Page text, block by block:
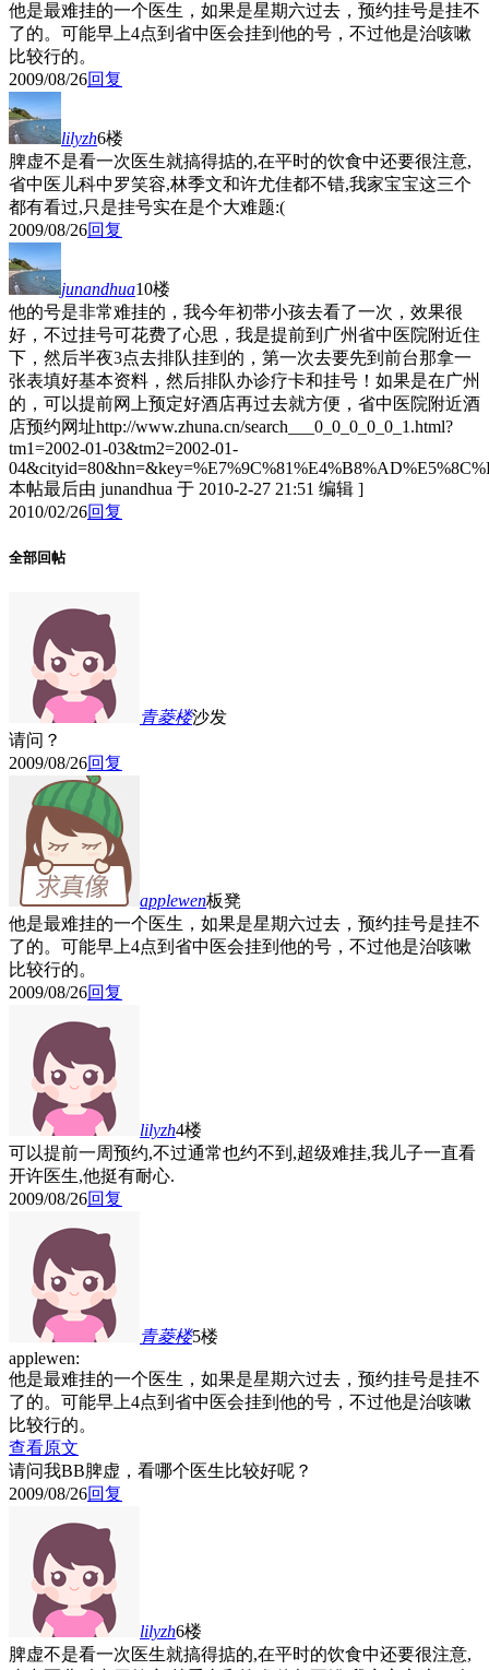
他是最难挂的一个医生，如果是星期六过去，预约挂号是挂不
了的。可能早上4点到省中医会挂到他的号，不过他是治咳嗽
比较行的。
2009/08/26回复
lilyzh6楼
脾虚不是看一次医生就搞得掂的,在平时的饮食中还要很注意,
省中医儿科中罗笑容,林季文和许尤佳都不错,我家宝宝这三个
都有看过,只是挂号实在是个大难题:(
2009/08/26回复
junandhua10楼
他的号是非常难挂的，我今年初带小孩去看了一次，效果很
好，不过挂号可花费了心思，我是提前到广州省中医院附近住
下，然后半夜3点去排队挂到的，第一次去要先到前台那拿一
张表填好基本资料，然后排队办诊疗卡和挂号！如果是在广州
的，可以提前网上预定好酒店再过去就方便，省中医院附近酒
店预约网址http://www.zhuna.cn/search___0_0_0_0_0_1.html?
tm1=2002-01-03&tm2=2002-01-
本帖最后由 junandhua 于 2010-2-27 21:51 编辑 ]
2010/02/26回复
全部回帖
青菱楼沙发
请问？
2009/08/26回复
applewen板凳
他是最难挂的一个医生，如果是星期六过去，预约挂号是挂不
了的。可能早上4点到省中医会挂到他的号，不过他是治咳嗽
比较行的。
2009/08/26回复
lilyzh4楼
可以提前一周预约,不过通常也约不到,超级难挂,我儿子一直看
开许医生,他挺有耐心.
2009/08/26回复
青菱楼5楼
applewen:
他是最难挂的一个医生，如果是星期六过去，预约挂号是挂不
了的。可能早上4点到省中医会挂到他的号，不过他是治咳嗽
比较行的。
查看原文
请问我BB脾虚，看哪个医生比较好呢？
2009/08/26回复
lilyzh6楼
脾虚不是看一次医生就搞得掂的,在平时的饮食中还要很注意,